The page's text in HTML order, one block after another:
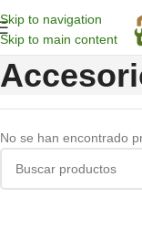
Skip to navigation
Skip to main content
No se han encontrado